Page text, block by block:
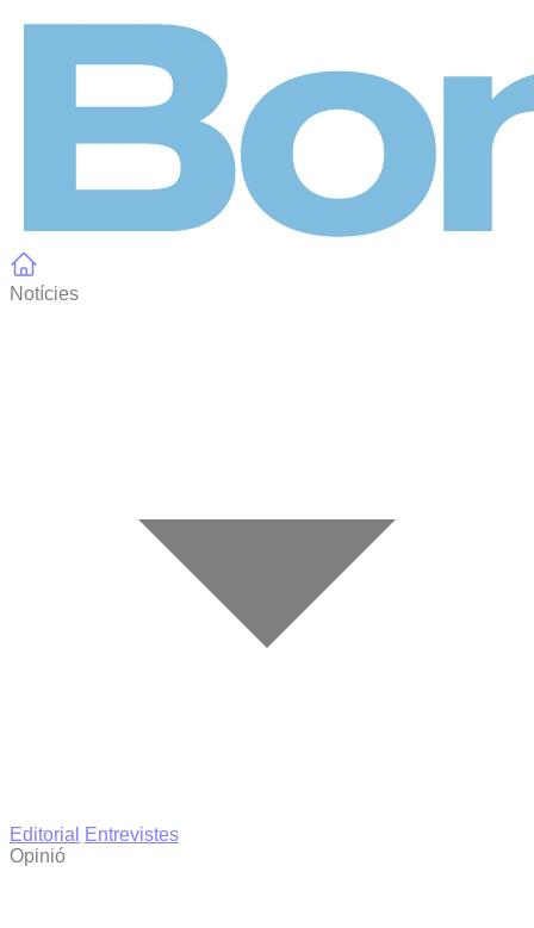
Notícies
Editorial
Entrevistes
Opinió